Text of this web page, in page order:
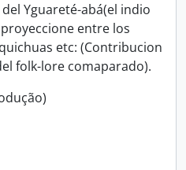
del Yguareté-abá(el indio
entre los
etc: (Contribucion
folk-lore comaparado).